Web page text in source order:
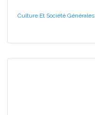
Culture Et Société Générales